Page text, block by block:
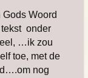
Woord
onder
…ik zou
toe, met de
nog